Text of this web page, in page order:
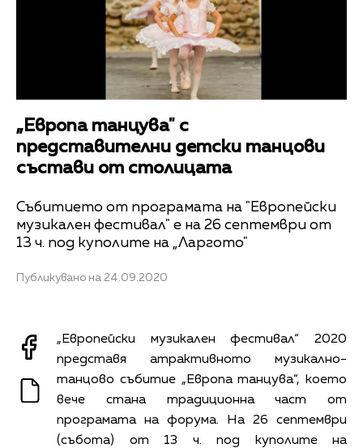
„Европа танцува" с
представителни детски танцови
състави от столицата
Събитието от програмата на "Европейски
музикален фестивал" е на 26 септември от
13 ч. под куполите на „Ларгото"
Публикувано на 24.09.2020
„Европейски музикален фестивал“ 2020
представя атрактивното музикално-
танцово събитие „Европа танцува“, което
вече стана традиционна част от
програмата на форума. На 26 септември
(събота) от 13 ч. под куполите на